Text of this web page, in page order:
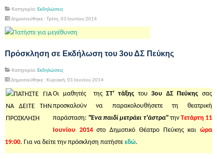
Κατηγορία: Εκδηλώσεις
Δημοσιεύθηκε : Τρίτη, 03 Ιουνίου 2014
Πρόσκληση σε Εκδήλωση του 3ου ΔΣ Πεύκης
Κατηγορία: Εκδηλώσεις
Δημοσιεύθηκε : Κυριακή, 01 Ιουνίου 2014
Οι μαθητές τηςΣΤ' τάξης του3ου ΔΣ Πεύκης σας
προσκαλούν να παρακολουθήσετε τη θεατρική
παράσταση: "Ένα παιδί μετράει τ'άστρα"την Τετάρτη 11
Ιουνίου 2014στο Δημοτικό Θέατρο Πεύκης καιώρα
19:00. Για να δείτε την πρόσκληση πατήστε εδώ.